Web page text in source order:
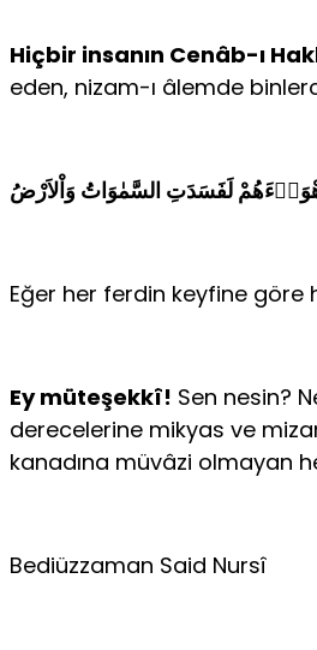
Hiçbir insanın Cenâb-ı
eden, nizam-ı âlemde
اَهْوَاۤءَهُمْ لَفَسَدَتِ السَّمٰوَاتُ وَاْلاَرْضُ
Eğer her ferdin keyfine göre
Ey müteşekkî! Sen nesin?
derecelerine mikyas ve
kanadına müvâzi olmayan
Bediüzzaman Said Nursî